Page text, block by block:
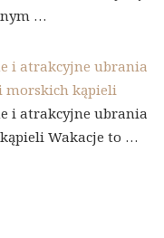
…
i atrakcyjne ubrania
morskich kąpieli
i atrakcyjne ubrania
Wakacje to …